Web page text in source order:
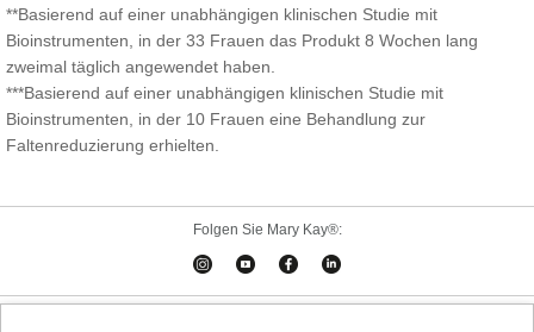
**Basierend auf einer unabhängigen klinischen Studie mit
Bioinstrumenten, in der 33 Frauen das Produkt 8 Wochen lang
zweimal täglich angewendet haben.
***Basierend auf einer unabhängigen klinischen Studie mit
Bioinstrumenten, in der 10 Frauen eine Behandlung zur
Faltenreduzierung erhielten.
Folgen Sie Mary Kay®: